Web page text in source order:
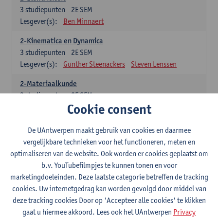
2E SEM
3 studiepunten
Lesgever(s):
Ben Minnaert
2-Kinematica en Dynamica
2E SEM
3 studiepunten
Lesgever(s):
Gunther Steenackers Steven Lenssen
2-Materiaalkunde
2E SEM
3studiepunten
Linda Beenaerts
2-Wiskunde
2E SEM
studiepunten
Lesgever(s):
Rudi Penne Jeffrey Cornelis
Kris Annaert
Stijn Dierckx
Annelies Fabri
Senne Ignoul
Specifiek deel
15 studiepunten
Cookie consent
De UAntwerpen maakt gebruik van cookies en daarmee
vergelijkbare technieken voor het functioneren, meten en
optimaliseren van de website. Ook worden er cookies geplaatst om
b.v. YouTubefilmpjes te kunnen tonen en voor
marketingdoeleinden. Deze laatste categorie betreffen de tracking
cookies. Uw internetgedrag kan worden gevolgd door middel van
deze tracking cookies Door op 'Accepteer alle cookies' te klikken
gaat u hiermee akkoord. Lees ook het UAntwerpen Privacy